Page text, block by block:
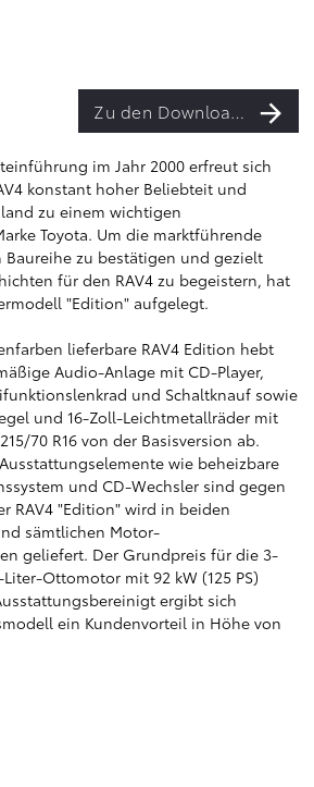
Zu den Downloads
im Jahr 2000 erfreut sich
konstant hoher Beliebteit und
zu einem wichtigen
Toyota. Um die marktführende
Baureihe zu bestätigen und gezielt
für den RAV4 zu begeistern, hat
"Edition" aufgelegt.
lieferbare RAV4 Edition hebt
Audio-Anlage mit CD-Player,
und Schaltknauf sowie
und 16-Zoll-Leichtmetallräder mit
70 R16 von der Basisversion ab.
wie beheizbare
und CD-Wechsler sind gegen
RAV4 "Edition" wird in beiden
sämtlichen Motor-
geliefert. Der Grundpreis für die 3-
Ottomotor mit 92 kW (125 PS)
ergibt sich
ein Kundenvorteil in Höhe von